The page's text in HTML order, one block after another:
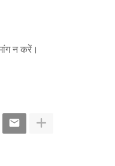
न करें।